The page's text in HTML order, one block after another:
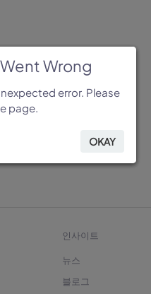
인사이트
뉴스
블로그
Wrong
error. Please
page.
OKAY
Wrong
error. Please
page.
OKAY
Wrong
error. Please
page.
OKAY
Wrong
error. Please
page.
OKAY
Wrong
error. Please
page.
OKAY